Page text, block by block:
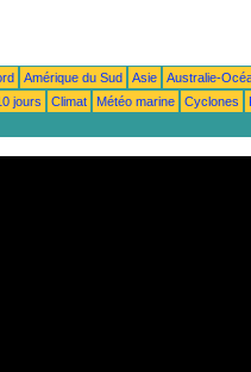
Amérique du Sud Asie
Australie-
jours Climat Météo marine Cyclones